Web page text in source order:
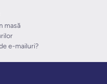
masă
e-mailuri?